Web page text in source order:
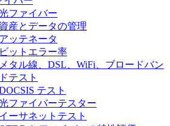
ファイバー
資産とデータの管理
アッテネータ
ビットエラー率
メタル線、DSL、WiFi、ブロードバン
ドテスト
テスト
ファイバーテスター
イーサネットテスト